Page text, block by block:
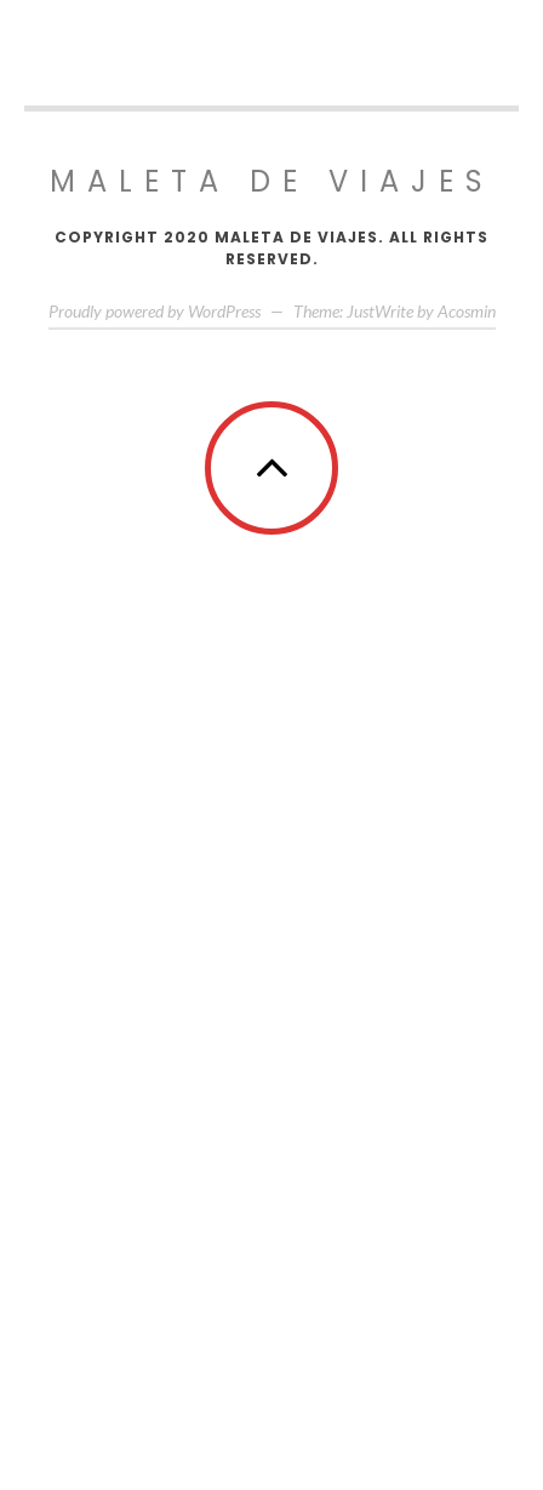
MALETA DE VIAJES
COPYRIGHT 2020 MALETA DE VIAJES. ALL RIGHTS
RESERVED.
Proudly powered by WordPress — Theme: JustWrite by Acosmin